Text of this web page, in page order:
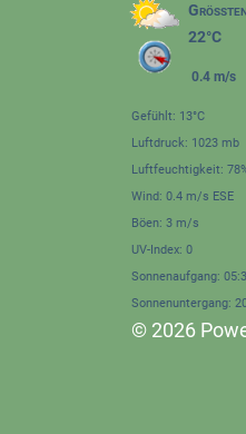
22°C
0.4 m/s
Gefühlt: 13°C
Luftdruck: 1023 mb
Luftfeuchtigkeit:
Wind: 0.4 m/s ESE
Böen: 3 m/s
UV-Index: 0
Sonnenaufgang:
Sonnenuntergang:
© 2026